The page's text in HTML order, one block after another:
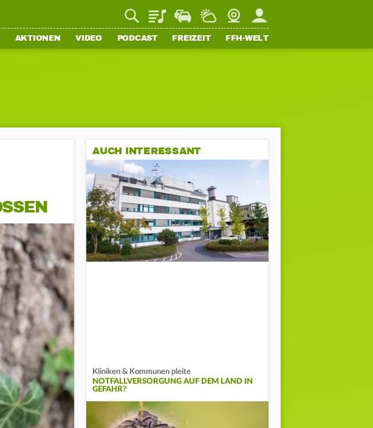
PlaylistStaupilotWetterWebcamMein FFH
AKTIONEN VIDEO PODCAST FREIZEIT FFH-WELT
AUCH INTERESSANT
Kliniken & Kommunen pleite
NOTFALLVERSORGUNG AUF DEM LAND IN
GEFAHR?